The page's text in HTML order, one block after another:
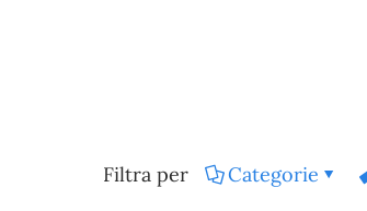
Filtra per Categorie